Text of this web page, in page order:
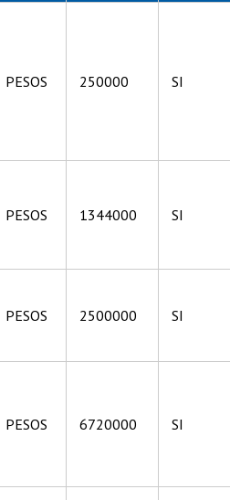
PESOS 250000 SI
PESOS 1344000 SI
PESOS 2500000 SI
PESOS 6720000 SI